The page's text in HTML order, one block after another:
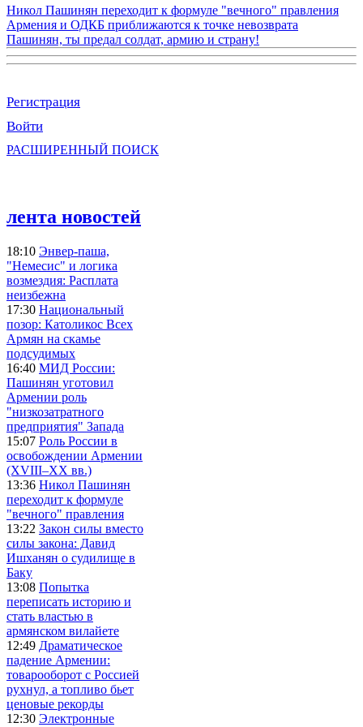
Никол Пашинян переходит к формуле "вечного" правления
Армения и ОДКБ приближаются к точке невозврата
Пашинян, ты предал солдат, армию и страну!
Регистрация
Войти
РАСШИРЕННЫЙ ПОИСК
лента новостей
18:10 Энвер-паша,
"Немесис" и логика
возмездия: Расплата
неизбежна
17:30 Национальный
позор: Католикос Всех
Армян на скамье
подсудимых
16:40 МИД России:
Пашинян уготовил
Армении роль
"низкозатратного
предприятия" Запада
15:07 Роль России в
освобождении Армении
(XVIII–XX вв.)
13:36 Никол Пашинян
переходит к формуле
"вечного" правления
13:22 Закон силы вместо
силы закона: Давид
Ишханян о судилище в
Баку
13:08 Попытка
переписать историю и
стать властью в
армянском вилайете
12:49 Драматическое
падение Армении:
товарооборот с Россией
рухнул, а топливо бьет
ценовые рекорды
12:30 Электронные